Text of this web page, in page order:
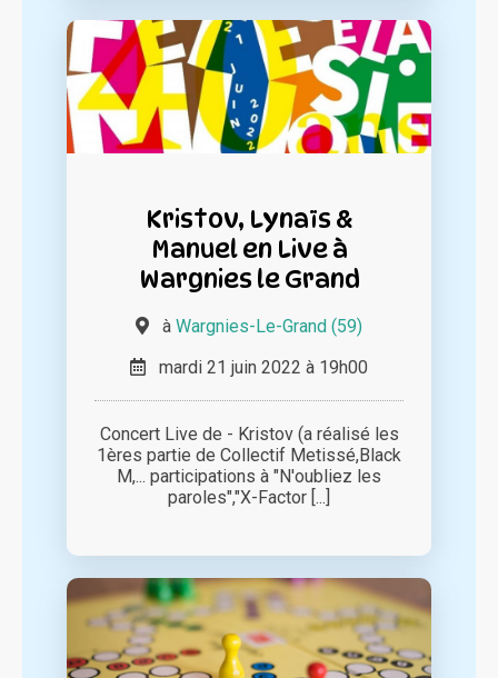
Kristov, Lynaïs &
Manuel en Live à
Wargnies le Grand
à Wargnies-Le-Grand (59)
mardi 21 juin 2022 à 19h00
Concert Live de - Kristov (a réalisé les
1ères partie de Collectif Metissé,Black
M,... participations à "N'oubliez les
paroles","X-Factor [...]